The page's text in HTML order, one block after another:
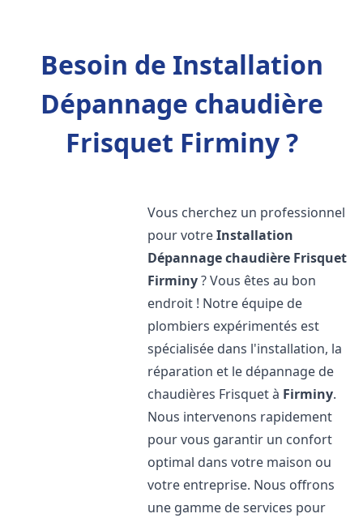
Besoin de Installation
Dépannage chaudière
Frisquet Firminy ?
Vous cherchez un professionnel
pour votreInstallation
Dépannage chaudière Frisquet
Firminy? Vous êtes au bon
endroit ! Notre équipe de
plombiers expérimentés est
spécialisée dans l'installation, la
réparation et le dépannage de
chaudières Frisquet à Firminy.
Nous intervenons rapidement
pour vous garantir un confort
optimal dans votre maison ou
votre entreprise. Nous offrons
une gamme de services pour